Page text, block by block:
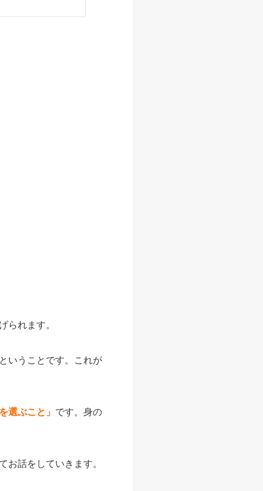
れます。
いうことです。これが
選ぶこと」 です。身の
話をしていきます。